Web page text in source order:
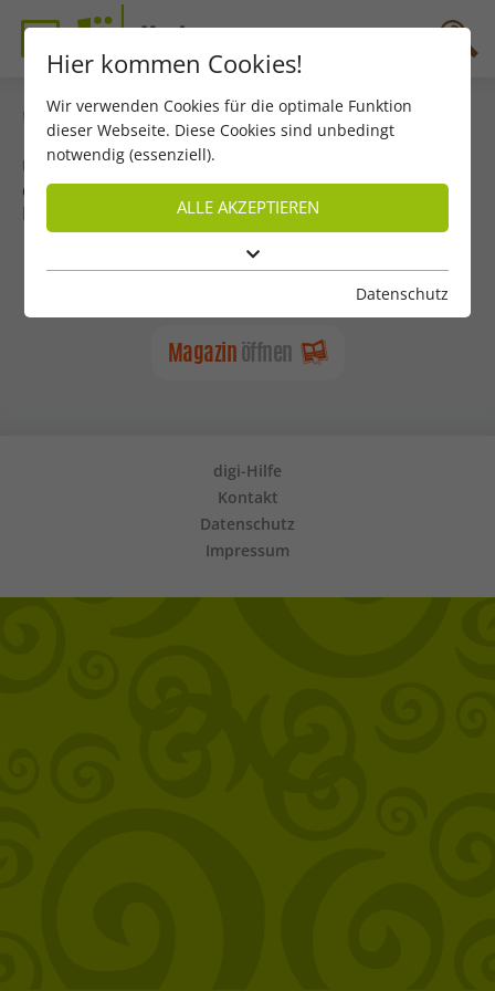
Wie lautet das Geheimwort?
Um das ganze Magazin anzuschauen, brauchst du
das Geheimwort.
Du findest es auf Seite 3 in deinem JÖ.
Magazin öffnen
digi-Hilfe
Kontakt
Datenschutz
Impressum
Hier kommen Cookies!
Wir verwenden Cookies für die optimale Funktion
dieser Webseite. Diese Cookies sind unbedingt
notwendig (essenziell).
ALLE AKZEPTIEREN
Datenschutz